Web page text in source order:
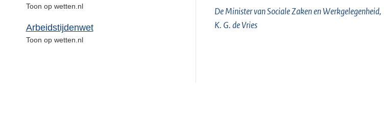
Toon op wetten.nl
Arbeidstijdenwet
Toon op wetten.nl
De Minister van Sociale Zaken en Werkgelegenheid,
K. G. de Vries